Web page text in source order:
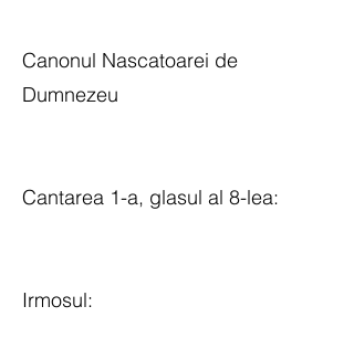
Canonul Nascatoarei de
Dumnezeu
Cantarea 1-a, glasul al 8-lea:
Irmosul: